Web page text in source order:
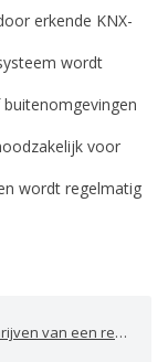
erkende KNX-
wordt
voor
wordt regelmatig
van een review